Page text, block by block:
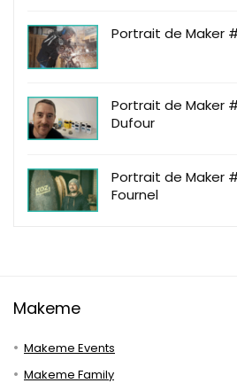
Portrait de Maker
Portrait de Maker
Dufour
Portrait de Maker
Fournel
Makeme
Makeme Events
Makeme Family